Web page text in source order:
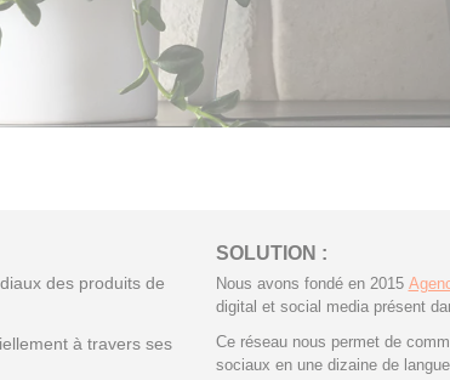
des produits de
à travers ses
SOLUTION :
Nous avons fondé en 2015
digital et social media présent
Ce réseau nous permet de
sociaux en une dizaine de